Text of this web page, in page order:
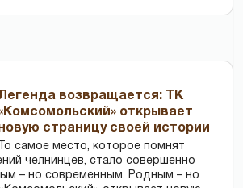
возвращается: ТК
открывает
новую страницу своей истории
То самое место, которое помнят
челнинцев, стало совершенно
– но современным. Родным – но